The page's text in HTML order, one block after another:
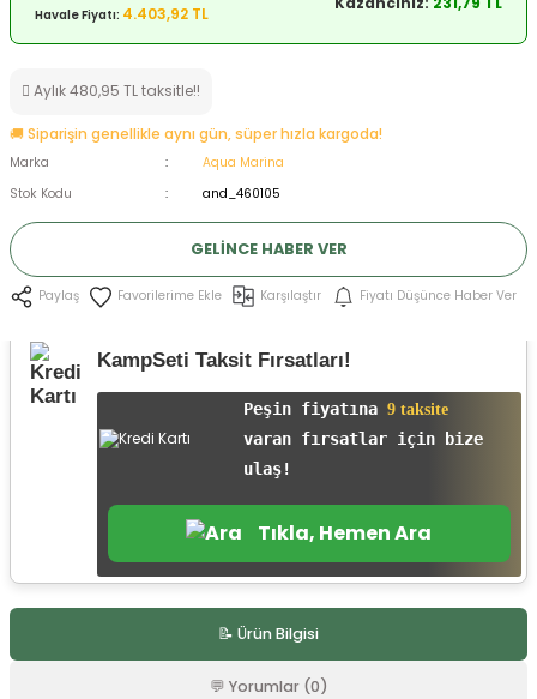
Mermisi
Havale Fiyatı: 4.403,92 TL
Aylık 480,95 TL taksitle!!
🚚 Siparişin genellikle aynı gün, süper hızla kargoda!
Marka
Aqua Marina
Stok Kodu
and_460105
GELINCE HABER VER
Paylaş Karşılaştır Fiyatı Düşünce Haber Ver
KampSeti Taksit Fırsatları!
Peşin fiyatına 9 taksite
varan fırsatlar için bize
ulaş!
Tıkla, Hemen Ara
📝 Ürün Bilgisi
💬 Yorumlar (0)